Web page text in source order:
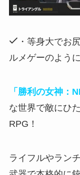
・等身大でお
ルメゲーのよう
「勝利の女神：
な世界で敵にひ
RPG！
ライフルやラン